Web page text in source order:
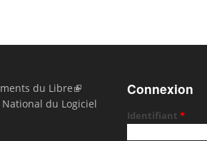
du Libre
National du Logiciel
Connexion
Identifiant*